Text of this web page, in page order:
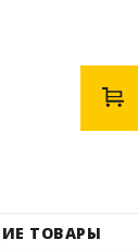
ТОВАРЫ